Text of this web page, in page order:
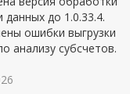
данных до 1.0.33.4.
ошибки выгрузки
анализу субсчетов.